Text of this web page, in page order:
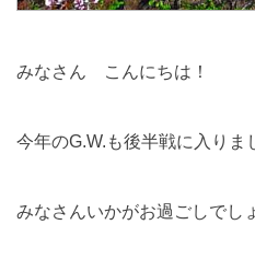
みなさん こんにちは！
今年のG.W.も後半戦に入りま
みなさんいかがお過ごしでし